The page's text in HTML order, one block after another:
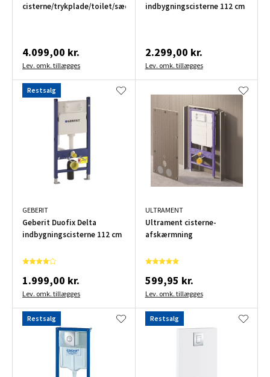
cisterne/trykplade/toilet/sæde
4.099,00 kr.
Lev. omk. tillægges
indbygningscisterne 112 cm
2.299,00 kr.
Lev. omk. tillægges
Restsalg
GEBERIT
Geberit Duofix Delta
indbygningscisterne 112 cm
1.999,00 kr.
Lev. omk. tillægges
ULTRAMENT
Ultrament cisterne-
afskærmning
599,95 kr.
Lev. omk. tillægges
Restsalg Restsalg